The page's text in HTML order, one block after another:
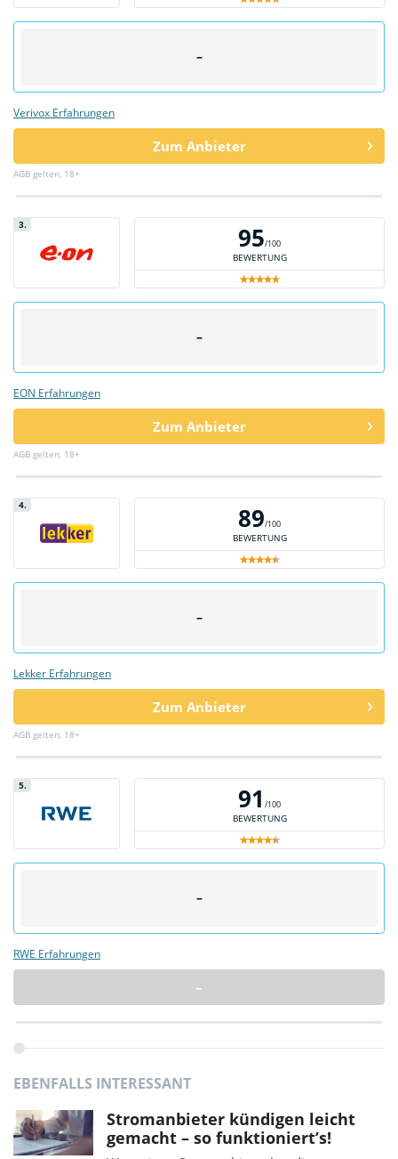
–
Verivox Erfahrungen
Zum Anbieter
AGB gelten, 18+
3. 95/100
BEWERTUNG
–
EON Erfahrungen
Zum Anbieter
AGB gelten, 18+
4. 89/100
BEWERTUNG
–
Lekker Erfahrungen
Zum Anbieter
AGB gelten, 18+
5. 91 /100
BEWERTUNG
–
RWE Erfahrungen
–
EBENFALLS INTERESSANT
Stromanbieter kündigen leicht
gemacht – so funktioniert’s!